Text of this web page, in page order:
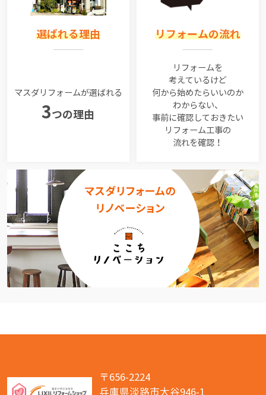
選ばれる理由
マスダリフォームが選ばれる
3つの理由
リフォームの流れ
リフォームを
考えているけど
何から始めたらいいのか
わからない、
事前に確認しておきたい
リフォーム工事の
流れを確認！
〒656-2224
兵庫県淡路市大谷946-1